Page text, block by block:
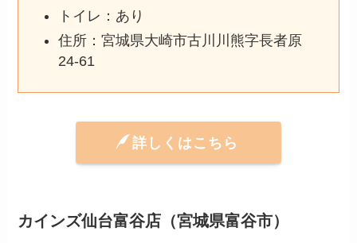
トイレ：あり
住所：宮城県大崎市古川川熊字長者原
24-61
詳しくはこちら
カインズ仙台富谷店（宮城県富谷市）